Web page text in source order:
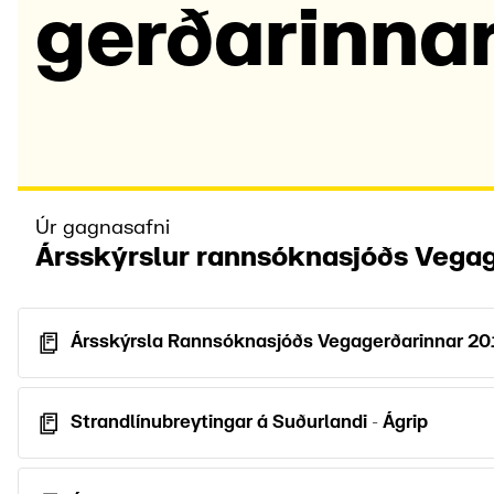
Úr gagnasafni
Ársskýrslur rannsóknasjóðs
Ársskýrsla Rannsóknasjóðs Vegagerðarinnar
Strandlínubreytingar á Suðurlandi - Ágrip